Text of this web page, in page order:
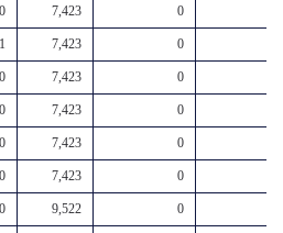
0 7,423 0
1 7,423 0
0 7,423 0
0 7,423 0
0 7,423 0
0 7,423 0
0 9,522 0